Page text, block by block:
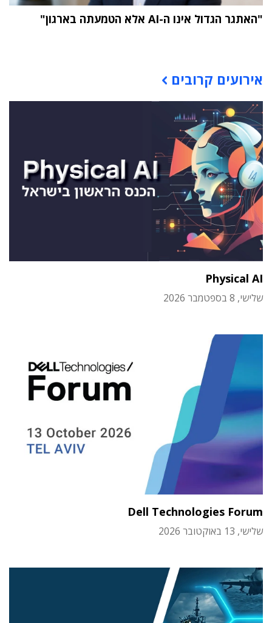
"האתגר הגדול אינו ה-AI אלא הטמעתה בארגון"
אירועים קרובים
Physical AI
שלישי, 8 בספטמבר 2026
Dell Technologies Forum
שלישי, 13 באוקטובר 2026